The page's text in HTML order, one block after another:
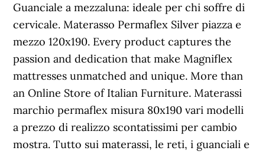
Guanciale a mezzaluna: ideale per chi soffre di
cervicale. Materasso Permaflex Silver piazza e
mezzo 120x190. Every product captures the
passion and dedication that make Magniflex
mattresses unmatched and unique. More than
an Online Store of Italian Furniture. Materassi
marchio permaflex misura 80x190 vari modelli
a prezzo di realizzo scontatissimi per cambio
mostra. Tutto sui materassi, le reti, i guanciali e